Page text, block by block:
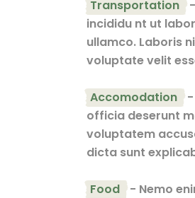
Transportation -
incididu nt ut
ullamco. Laboris
voluptate velit
Accomodation -
officia deserunt
voluptatem
dicta sunt
Food - Nemo